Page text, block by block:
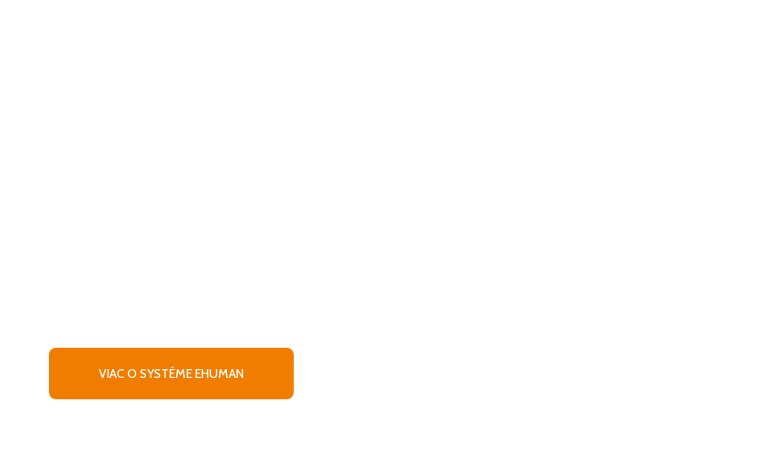
VIAC O SYSTÉME EHUMAN